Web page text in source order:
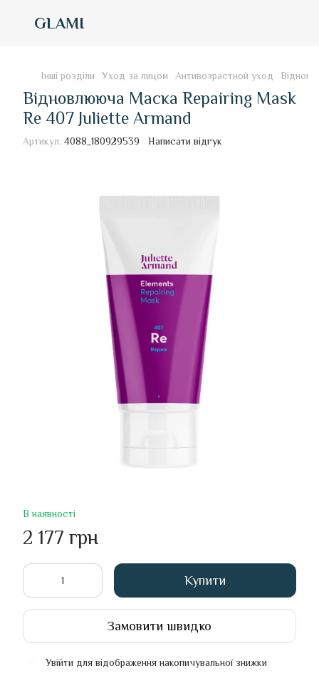
GLAMI
Інші розділи Уход за лицом Антивозрастной уход
Відновлююча Маска Repairing Mask
Re 407 Juliette Armand
Артикул: 4088_180929539 Написати відгук
В наявності
2 177 грн
Купити
Замовити швидко
Увійти для відображення накопичувальної знижки